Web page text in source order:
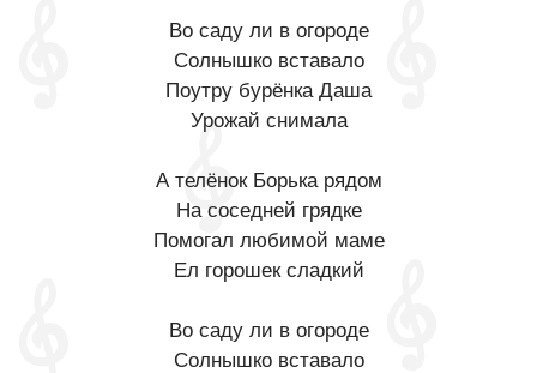
Во саду ли в огороде
Солнышко вставало
Поутру бурёнка Даша
Урожай снимала
А телёнок Борька рядом
На соседней грядке
Помогал любимой маме
Ел горошек сладкий
Во саду ли в огороде
Солнышко вставало